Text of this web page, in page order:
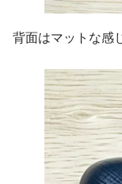
背面はマットな感